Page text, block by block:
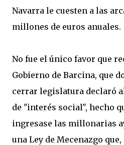
Navarra le cuesten a las
millones de euros anuales.
No fue el único favor que
Gobierno de Barcina, que
cerrar legislatura declaró
de "interés social", hecho
ingresase las millonarias
una Ley de Mecenazgo